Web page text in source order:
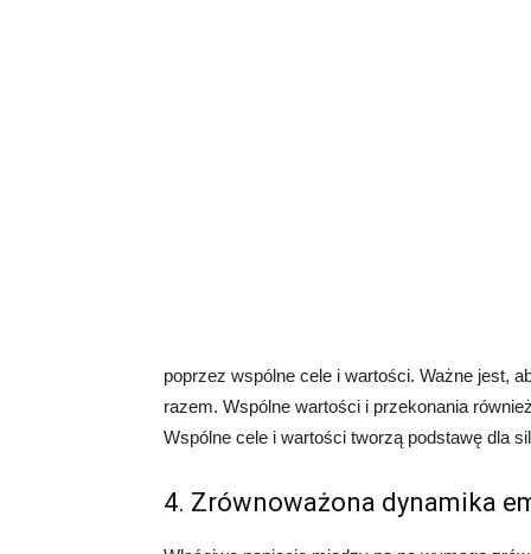
poprzez wspólne cele i wartości. Ważne jest,
razem. Wspólne wartości i przekonania
Wspólne cele i wartości tworzą podstawę dla
4. Zrównoważona dynamika